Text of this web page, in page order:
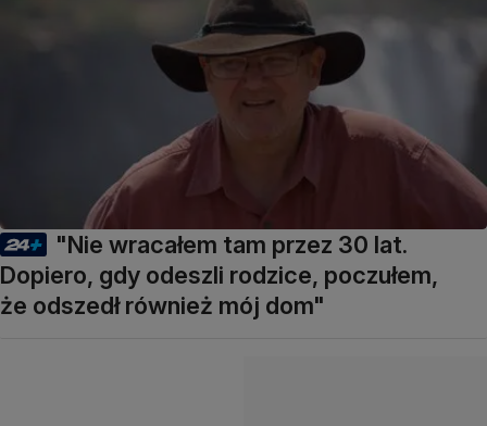
"Nie wracałem tam przez 30 lat.
Dopiero, gdy odeszli rodzice, poczułem,
że odszedł również mój dom"